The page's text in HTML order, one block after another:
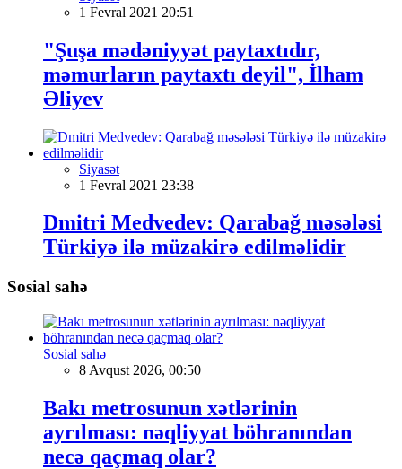
1 Fevral 2021 20:51
"Şuşa mədəniyyət paytaxtıdır,
məmurların paytaxtı deyil", İlham
Əliyev
Siyasət
1 Fevral 2021 23:38
Dmitri Medvedev: Qarabağ məsələsi
Türkiyə ilə müzakirə edilməlidir
Sosial sahə
Sosial sahə
8 Avqust 2026, 00:50
Bakı metrosunun xətlərinin
ayrılması: nəqliyyat böhranından
necə qaçmaq olar?